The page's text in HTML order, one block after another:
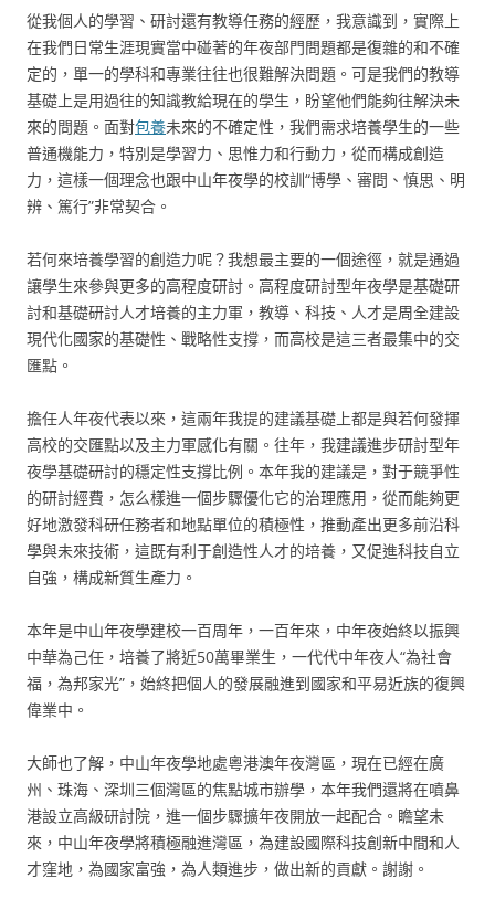
從我個人的學習、研討還有教導任務的經歷，我意識到，實際上
在我們日常生涯現實當中碰著的年夜部門問題都是復雜的和不確
定的，單一的學科和專業往往也很難解決問題。可是我們的教導
基礎上是用過往的知識教給現在的學生，盼望他們能夠往解決未
來的問題。面對包養未來的不確定性，我們需求培養學生的一些
普通機能力，特別是學習力、思惟力和行動力，從而構成創造
力，這樣一個理念也跟中山年夜學的校訓“博學、審問、慎思、明
辨、篤行”非常契合。
若何來培養學習的創造力呢？我想最主要的一個途徑，就是通過
讓學生來參與更多的高程度研討。高程度研討型年夜學是基礎研
討和基礎研討人才培養的主力軍，教導、科技、人才是周全建設
現代化國家的基礎性、戰略性支撐，而高校是這三者最集中的交
匯點。
擔任人年夜代表以來，這兩年我提的建議基礎上都是與若何發揮
高校的交匯點以及主力軍感化有關。往年，我建議進步研討型年
夜學基礎研討的穩定性支撐比例。本年我的建議是，對于競爭性
的研討經費，怎么樣進一個步驟優化它的治理應用，從而能夠更
好地激發科研任務者和地點單位的積極性，推動產出更多前沿科
學與未來技術，這既有利于創造性人才的培養，又促進科技自立
自強，構成新質生產力。
本年是中山年夜學建校一百周年，一百年來，中年夜始終以振興
中華為己任，培養了將近50萬畢業生，一代代中年夜人“為社會
福，為邦家光”，始終把個人的發展融進到國家和平易近族的復興
偉業中。
大師也了解，中山年夜學地處粵港澳年夜灣區，現在已經在廣
州、珠海、深圳三個灣區的焦點城市辦學，本年我們還將在噴鼻
港設立高級研討院，進一個步驟擴年夜開放一起配合。瞻望未
來，中山年夜學將積極融進灣區，為建設國際科技創新中間和人
才窪地，為國家富強，為人類進步，做出新的貢獻。謝謝。